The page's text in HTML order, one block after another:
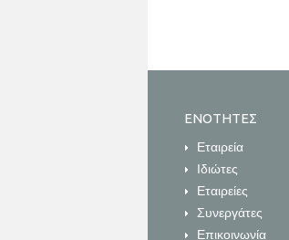
ΕΝΟΤΗΤΕΣ
Εταιρεία
Ιδιώτες
Εταιρείες
Συνεργάτες
Επικοινωνία